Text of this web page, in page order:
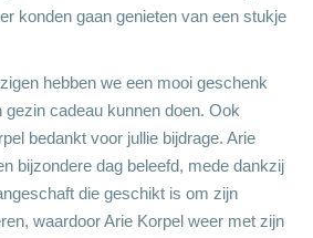
konden gaan genieten van een stukje
hebben we een mooi geschenk
gezin cadeau kunnen doen. Ook
bedankt voor jullie bijdrage. Arie
bijzondere dag beleefd, mede dankzij
die geschikt is om zijn
waardoor Arie Korpel weer met zijn